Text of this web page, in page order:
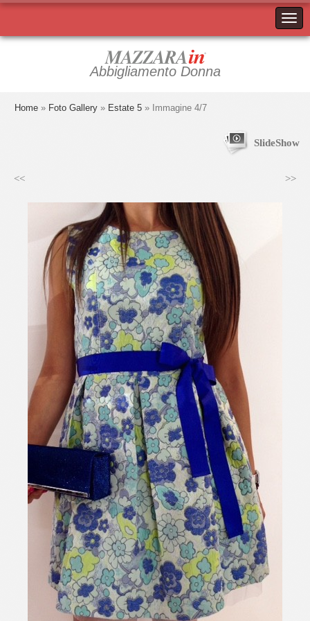
Abbigliamento Donna
Home » Foto Gallery » Estate 5 » Immagine 4/7
SlideShow
<< >>